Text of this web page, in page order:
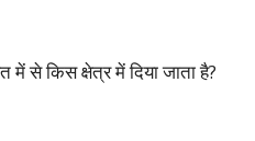
में से किस क्षेत्र में दिया जाता है?